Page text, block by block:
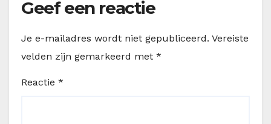
Geef een reactie
Je e-mailadres wordt niet gepubliceerd. Vereiste
velden zijn gemarkeerd met *
Reactie *